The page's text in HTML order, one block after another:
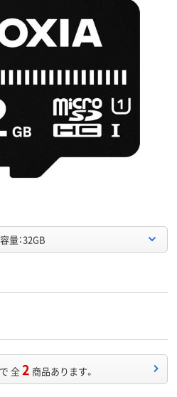
量：32GB
全2 商品あります。